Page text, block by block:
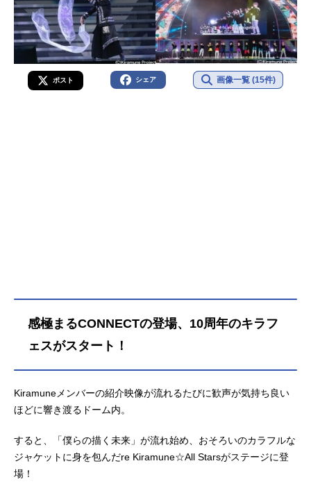
ポスト シェア 画像一覧 (15件)
感極まるCONNECTの登場、10周年のキラフ
ェスがスタート！
Kiramuneメンバーの紹介映像が流れるたびに歓声が気持ち良い
ほどに響き渡るドーム内。
すると、「僕らの描く未来」が流れ始め、おそろいのカラフルな
ジャケットに身を包んだre Kiramune☆All Starsがステージに登
場！